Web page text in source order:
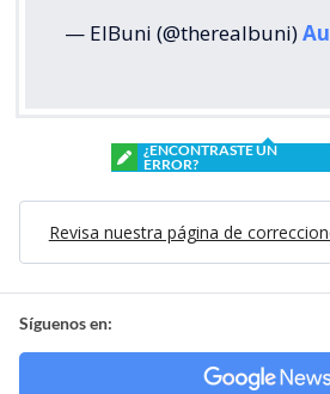
— ElBuni (@therealbuni)
¿ENCONTRASTE UN
ERROR?
Revisa nuestra página de
Síguenos en: